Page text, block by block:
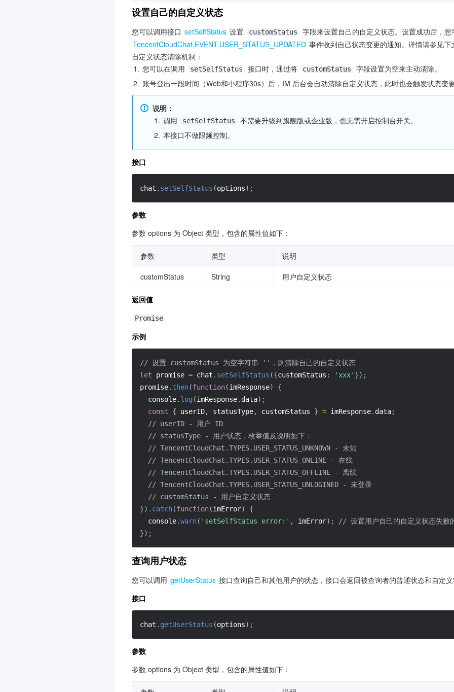
设置自己的自定义状态
您可以调用接口 setSelfStatus 设置 customStatus
TencentCloudChat.EVENT.USER_STATUS_UPDATED 事件收到自己状态变更的通知。详情请参见下
自定义状态清除机制：
1. 您可以在调用 setSelfStatus 接口时，通过将 customStatus
字段设置为空来主动清除。
2. 账号登出一段时间（Web和小程序30s）后，IM 后台会自动清除自定义状态，此时也会触发状态变更
说明：
1. 调用 setSelfStatus
不需要升级到旗舰版或企业版，也无需开启控制台开关。
2. 本接口不做限频控制。
接口
chat . setSelfStatus (options) ;
参数
参数 options 为 Object 类型，包含的属性值如下：
参数 类型 说明
customStatus String 用户自定义状态
返回值
Promise
示例
// 设置 customStatus 为空字符串 ''，则清除自己的自定义状态
let promise = chat . setSelfStatus ({customStatus : 'xxx' }) ;
promise. then(function(imResponse)
{
  console
. log (imResponse. data) ;
const
{ userID, statusType, customStatus } = imResponse. data;
// userID - 用户 ID
// statusType - 用户状态，枚举值及说明如下：
// TencentCloudChat.TYPES.USER_STATUS_UNKNOWN - 未知
// TencentCloudChat.TYPES.USER_STATUS_ONLINE - 在线
// TencentCloudChat.TYPES.USER_STATUS_OFFLINE - 离线
// TencentCloudChat.TYPES.USER_STATUS_UNLOGINED - 未登录
// customStatus - 用户自定义状态
}) . catch(function(imError)
{
  console
.warn( 'setSelfStatus error:' , imError) ;
// 设置用户自己的自定义状态失败
}) ;
查询用户状态
您可以调用 getUserStatus 接口查询自己和其他用户的状态，接口会返回被查询者的普通状态和自定义
接口
chat . getUserStatus (options) ;
参数
参数 options 为 Object 类型，包含的属性值如下：